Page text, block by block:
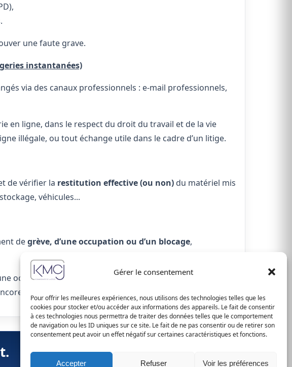
Gérer le consentement
Pour offrir les meilleures expériences, nous utilisons des technologies telles que les
cookies pour stocker et/ou accéder aux informations des appareils. Le fait de consentir
à ces technologies nous permettra de traiter des données telles que le comportement
de navigation ou les ID uniques sur ce site. Le fait de ne pas consentir ou de retirer son
consentement peut avoir un effet négatif sur certaines caractéristiques et fonctions.
Accepter Refuser Voir les préférences
une faute grave.
instantanées)
via des canaux professionnels : e-mail professionnels,
en ligne, dans le respect du droit du travail et de la vie
illégale, ou tout échange utile dans le cadre d’un litige.
de vérifier la restitution effective (ou non) du matériel mis
véhicules...
degrève, d’une occupation ou d’un blocage,
occupation illicite des lieux ou d’atteintes aux personnes
du blocage des accès à l’entreprise.
📝 Déposer ma demande